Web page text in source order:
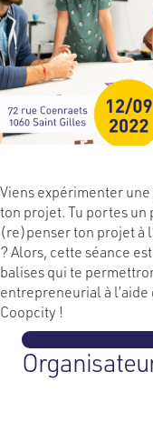
Viens expérimenter
ton projet. Tu portes un
(re)penser ton projet à
? Alors, cette séance
balises qui te
entrepreneurial à l’aide
Coopcity !